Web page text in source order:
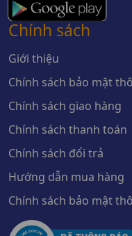
Chính sách
Giới thiệu
Chính sách bảo mật
Chính sách giao hàng
Chính sách thanh toán
Chính sách đổi trả
Hướng dẫn mua hàng
Chính sách bảo mật